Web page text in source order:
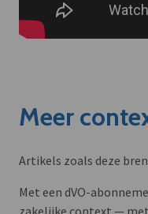
Meer
Artikels zoals deze
Met een dVO-
zakelijke context —